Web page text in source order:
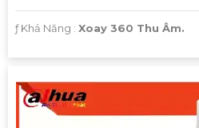
️ƒ Khả Năng : Xoay 360 Thu Âm.